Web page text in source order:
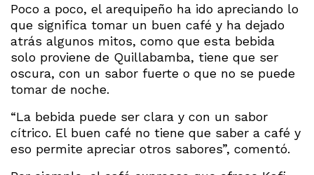
Poco a poco, el arequipeño ha ido apreciando lo
que significa tomar un buen café y ha dejado
atrás algunos mitos, como que esta bebida
solo proviene de Quillabamba, tiene que ser
oscura, con un sabor fuerte o que no se puede
tomar de noche.
“La bebida puede ser clara y con un sabor
cítrico. El buen café no tiene que saber a café y
eso permite apreciar otros sabores”, comentó.